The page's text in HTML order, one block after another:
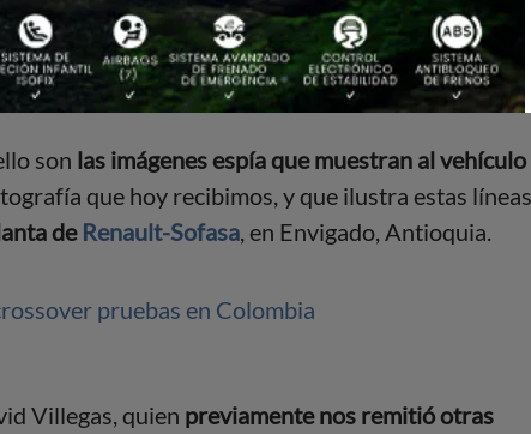
como pólvora. Ahora, elRenault Kardianes
nivel regional sino en Colombia, dondereemplazará
son las imágenes espía que muestran al vehículo
que hoy recibimos, y que ilustra estas
de Renault-Sofasa, en Envigado, Antioquia.
Villegas, quien previamente nos remitió otras